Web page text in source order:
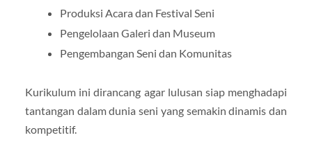
Produksi Acara dan Festival Seni
Pengelolaan Galeri dan Museum
Pengembangan Seni dan Komunitas
Kurikulum ini dirancang agar lulusan siap menghadapi
tantangan dalam dunia seni yang semakin dinamis dan
kompetitif.